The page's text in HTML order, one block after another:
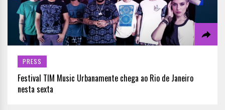
PRESS
Festival TIM Music Urbanamente chega ao Rio de Janeiro
nesta sexta